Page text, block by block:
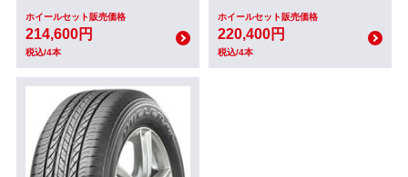
ホイールセット販売価格
214,600円
税込/4本
ホイールセット販売価格
220,400円
税込/4本